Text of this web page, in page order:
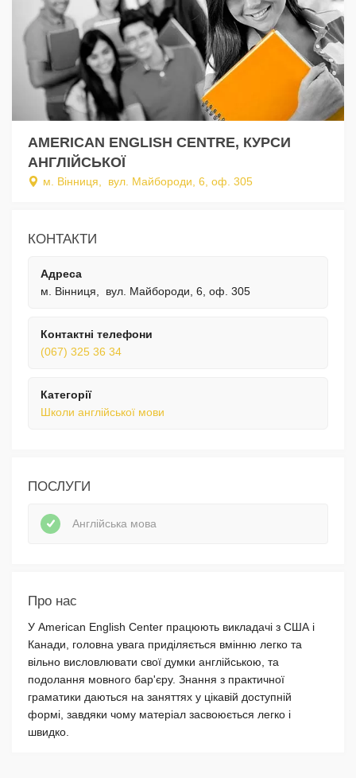
AMERICAN ENGLISH CENTRE, КУРСИ
АНГЛІЙСЬКОЇ
м. Вінниця, вул. Майбороди, 6, оф. 305
КОНТАКТИ
Адреса
м. Вінниця, вул. Майбороди, 6, оф. 305
Контактні телефони
(067) 325 36 34
Категорії
Школи англійської мови
ПОСЛУГИ
Англійська мова
Про нас
У American English Center працюють викладачі з США і
Канади, головна увага приділяється вмінню легко та
вільно висловлювати свої думки англійською, та
подолання мовного бар'єру. Знання з практичної
граматики даються на заняттях у цікавій доступній
формі, завдяки чому матеріал засвоюється легко і
швидко.